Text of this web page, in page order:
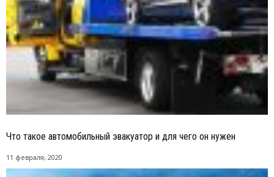
Что такое автомобильный эвакуатор и для чего он нужен
11 февраля, 2020